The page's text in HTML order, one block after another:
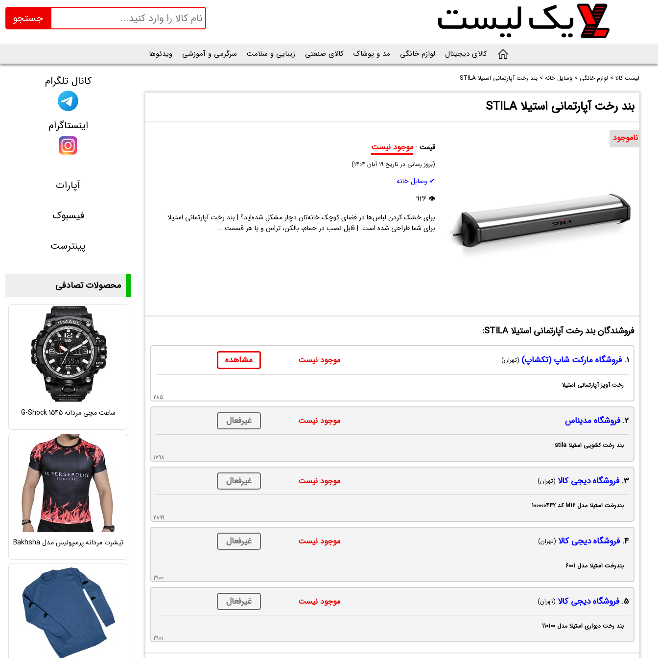
جستجو
کالای دیجیتال لوازم خانگی مد و پوشاک کالای صنعتی زیبایی و سلامت سرگرمی و آموزشی ویدئوها
لیست کالا > لوازم خانگی > وسایل خانه > بند رخت آپارتمانی استیلا STILA
بند رخت آپارتمانی استیلا STILA
ناموجود
قیمت
بند
رخت
آپارتمانی
استیلا
STILA
: موجود نیست
(بروز رسانی در تاریخ۱۹ آبان ۱۴۰۴ )
✔ وسایل خانه
👁 926
برای خشک کردن لباس‌ها در فضای کوچک خانه‌تان دچار مشکل شده‌اید؟ | بند رخت آپارتمانی استیلا
برای شما طراحی شده است. | قابل نصب در حمام، بالکن، تراس و یا هر قسمت ...
فروشندگان بند رخت آپارتمانی استیلا STILA:
1. فروشگاه مارکت شاپ (تکشاپ) (تهران) موجود نیست مشاهده
رخت آویز آپارتمانی استیلا
285
2. فروشگاه مدیناس موجود نیست غیرفعال
بند رخت کشویی استیلا stila
1798
3. فروشگاه دیجی کالا (تهران) موجود نیست غیرفعال
بندرخت استیلا مدل M12 کد 100000442
2899
4. فروشگاه دیجی کالا (تهران) موجود نیست غیرفعال
بندرخت استیلا مدل 6001
2900
5. فروشگاه دیجی کالا (تهران) موجود نیست غیرفعال
بند رخت دیواری استیلا مدل 110100
2901
کانال تلگرام
اینستاگرام
آپارات
فیسبوک
پینترست
محصولات تصادفی
ساعت مچی مردانه G-Shock 1545
تیشرت مردانه پرسپولیس مدل Bakhsha